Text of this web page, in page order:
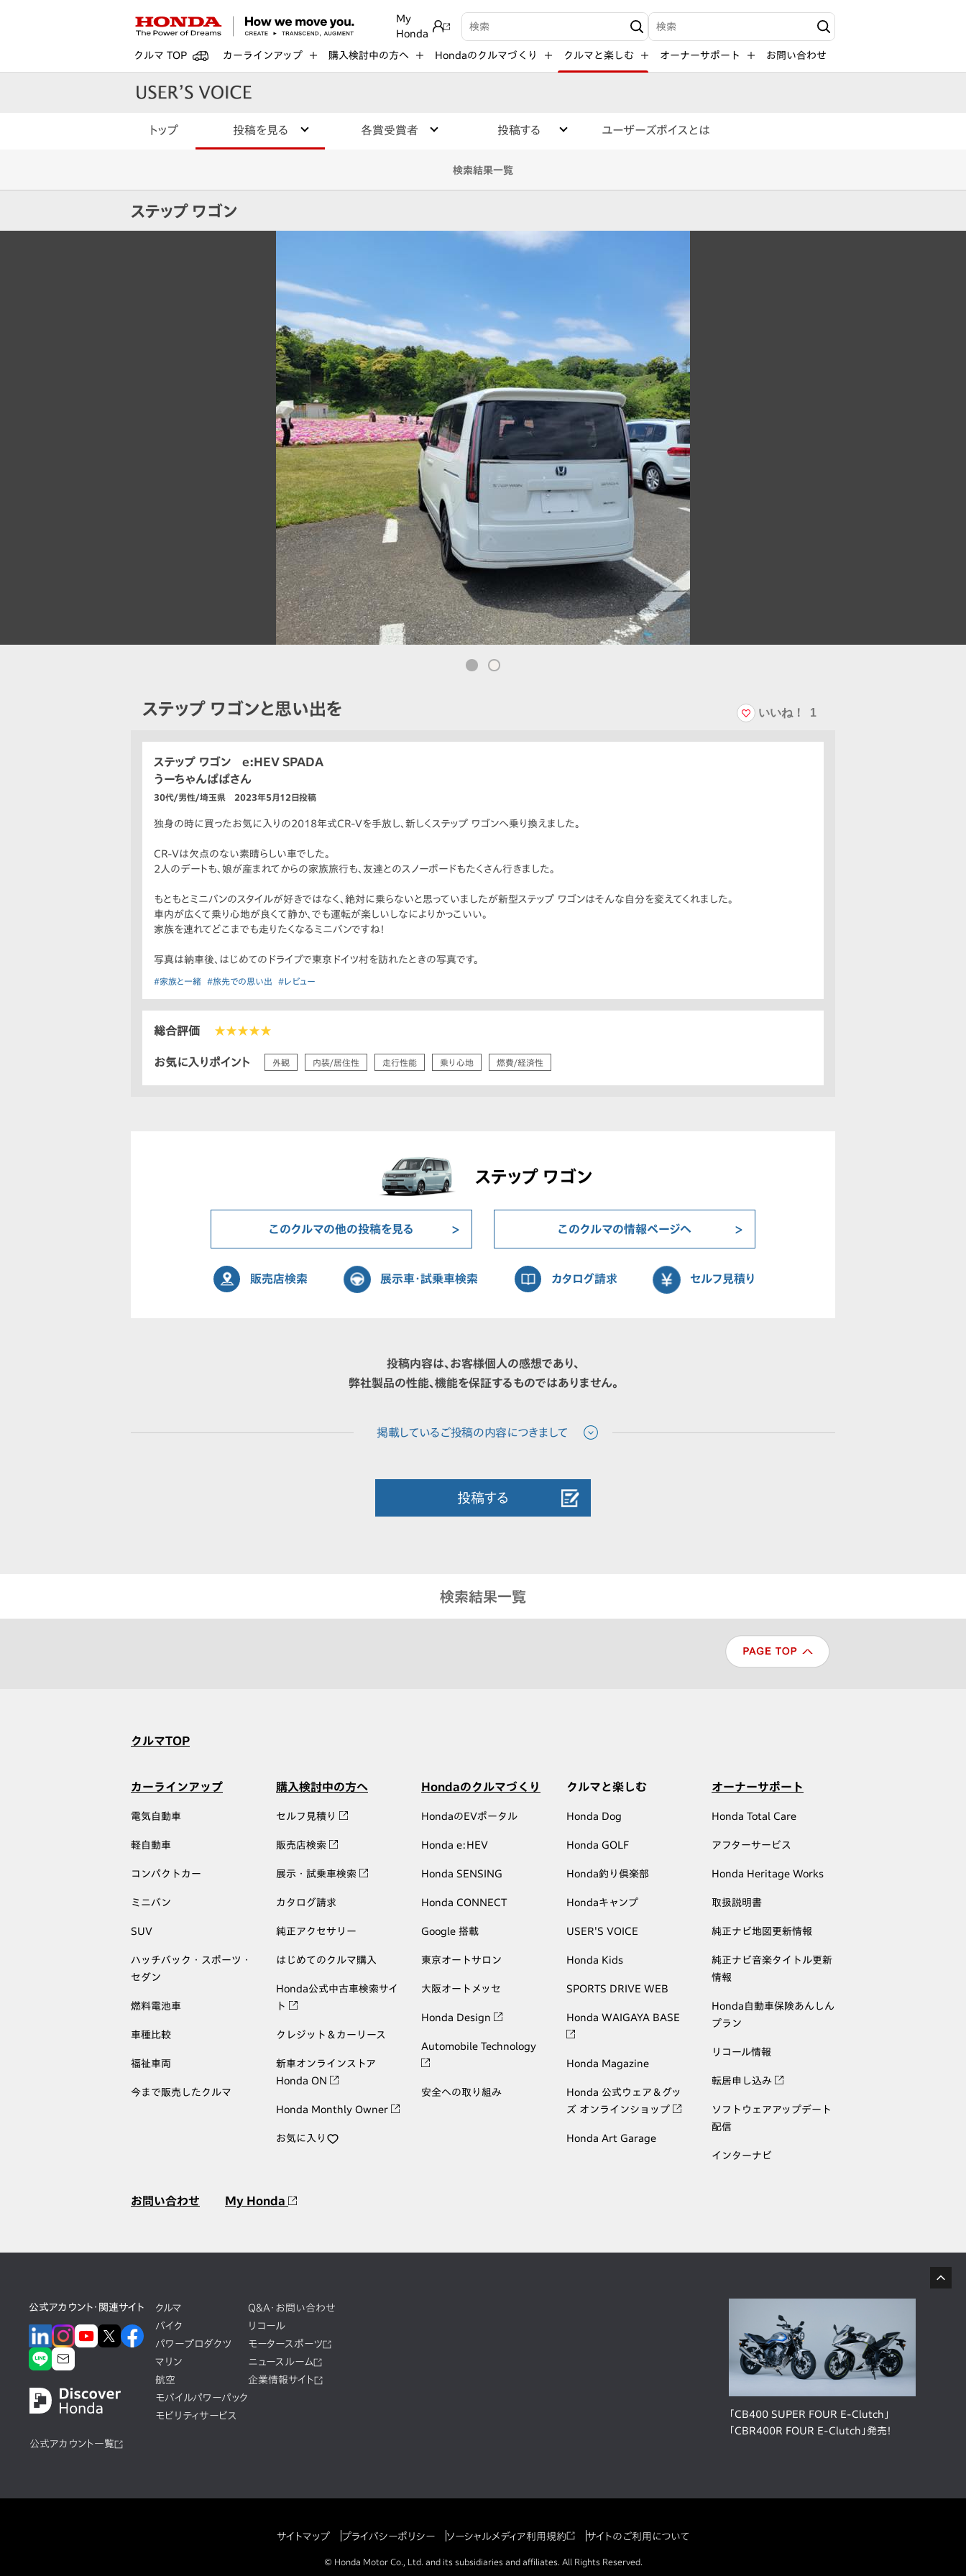
My
Honda
検索キーワード入力 検索キーワード入力
クルマ TOP カーラインアップ 購入検討中の方へ Hondaのクルマづくり クルマと楽しむ オーナーサポート お問い合わせ
トップ 投稿を見る 各賞受賞者 投稿する ユーザーズボイスとは
検索結果一覧
ステップ ワゴン
ステップ ワゴンと思い出を いいね！ 1
ステップ ワゴン e:HEV SPADA
うーちゃんぱぱさん
30代/男性/埼玉県 2023年5月12日投稿
独身の時に買ったお気に入りの2018年式CR-Vを手放し、新しくステップ ワゴンへ乗り換えました。
CR-Vは欠点のない素晴らしい車でした。
2人のデートも、娘が産まれてからの家族旅行も、友達とのスノーボードもたくさん行きました。
もともとミニバンのスタイルが好きではなく、絶対に乗らないと思っていましたが新型ステップ ワゴンはそんな自分を変えてくれました。
車内が広くて乗り心地が良くて静か、でも運転が楽しいしなによりかっこいい。
家族を連れてどこまでも走りたくなるミニバンですね！
写真は納車後、はじめてのドライブで東京ドイツ村を訪れたときの写真です。
#家族と一緒 #旅先での思い出 #レビュー
総合評価 ★★★★★
お気に入りポイント 外観 内装/居住性 走行性能 乗り心地 燃費/経済性
ステップ ワゴン
このクルマの他の投稿を見る このクルマの情報ページへ
販売店検索 展示車・試乗車検索 カタログ請求 セルフ見積り
投稿内容は、お客様個人の感想であり、
弊社製品の性能、機能を保証するものではありません。
投稿する
検索結果一覧
クルマTOP
カーラインアップ
電気自動車
軽自動車
コンパクトカー
ミニバン
SUV
ハッチバック・スポーツ・
セダン
燃料電池車
車種比較
福祉車両
今まで販売したクルマ
購入検討中の方へ
セルフ見積り
販売店検索
展示・試乗車検索
カタログ請求
純正アクセサリー
はじめてのクルマ購入
Honda公式中古車検索サイ
ト
クレジット＆カーリース
新車オンラインストア
Honda ON
Honda Monthly Owner
お気に入り
Hondaのクルマづくり
HondaのEVポータル
Honda e:HEV
Honda SENSING
Honda CONNECT
Google 搭載
東京オートサロン
大阪オートメッセ
Honda Design
Automobile Technology
安全への取り組み
クルマと楽しむ
Honda Dog
Honda GOLF
Honda釣り倶楽部
Hondaキャンプ
USER'S VOICE
Honda Kids
SPORTS DRIVE WEB
Honda WAIGAYA BASE
Honda Magazine
Honda 公式ウェア＆グッ
ズ オンラインショップ
Honda Art Garage
オーナーサポート
Honda Total Care
アフターサービス
Honda Heritage Works
取扱説明書
純正ナビ地図更新情報
純正ナビ音楽タイトル更新
情報
Honda自動車保険あんしん
プラン
リコール情報
転居申し込み
ソフトウェアアップデート
配信
インターナビ
お問い合わせ My Honda
公式アカウント・関連サイト
公式アカウント一覧
クルマ
バイク
パワープロダクツ
マリン
航空
モバイルパワーパック
モビリティサービス
Q&A・お問い合わせ
リコール
モータースポーツ
ニュースルーム
企業情報サイト
「CB400 SUPER FOUR E-Clutch」
「CBR400R FOUR E-Clutch」発売！
サイトマップ プライバシーポリシー ソーシャルメディア利用規約 サイトのご利用について
© Honda Motor Co., Ltd. and its subsidiaries and affiliates. All Rights Reserved.